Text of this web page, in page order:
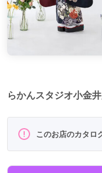
らかんスタジオ小金
このお店のカタロ